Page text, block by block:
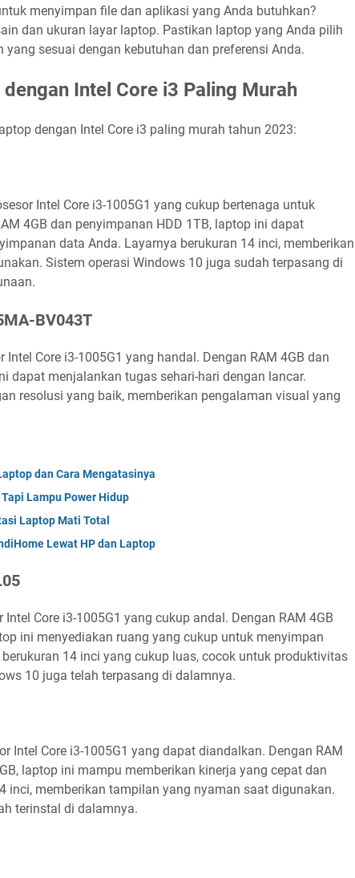
menyimpan file dan aplikasi yang Anda butuhkan?
dan ukuran layar laptop. Pastikan laptop yang Anda pilih
sesuai dengan kebutuhan dan preferensi Anda.
Intel Core i3 Paling Murah
dengan Intel Core i3 paling murah tahun 2023:
Intel Core i3-1005G1 yang cukup bertenaga untuk
4GB dan penyimpanan HDD 1TB, laptop ini dapat
data Anda. Layarnya berukuran 14 inci, memberikan
Sistem operasi Windows 10 juga sudah terpasang di
BV043T
Core i3-1005G1 yang handal. Dengan RAM 4GB dan
dapat menjalankan tugas sehari-hari dengan lancar.
resolusi yang baik, memberikan pengalaman visual yang
dan Cara Mengatasinya
Lampu Power Hidup
Laptop Mati Total
Lewat HP dan Laptop
Core i3-1005G1 yang cukup andal. Dengan RAM 4GB
ini menyediakan ruang yang cukup untuk menyimpan
14 inci yang cukup luas, cocok untuk produktivitas
10 juga telah terpasang di dalamnya.
Intel Core i3-1005G1 yang dapat diandalkan. Dengan RAM
laptop ini mampu memberikan kinerja yang cepat dan
inci, memberikan tampilan yang nyaman saat digunakan.
terinstal di dalamnya.